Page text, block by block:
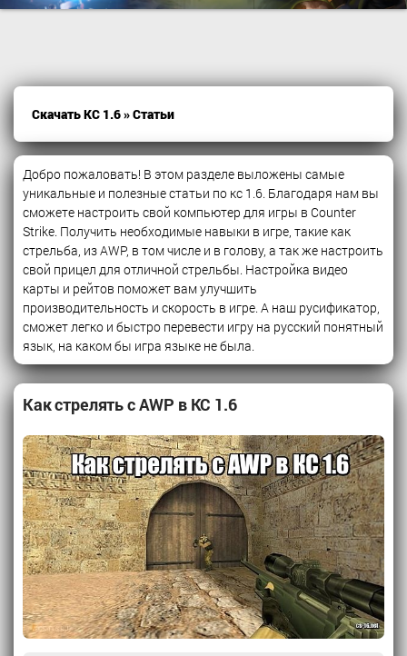
Скачать КС 1.6» Статьи
Добро пожаловать! В этом разделе выложены самые
уникальные и полезные статьи по кс 1.6. Благодаря нам вы
сможете настроить свой компьютер для игры в Counter
Strike. Получить необходимые навыки в игре, такие как
стрельба, из AWP, в том числе и в голову, а так же настроить
свой прицел для отличной стрельбы. Настройка видео
карты и рейтов поможет вам улучшить
производительность и скорость в игре. А наш русификатор,
сможет легко и быстро перевести игру на русский понятный
язык, на каком бы игра языке не была.
Как стрелять с AWP в КС 1.6